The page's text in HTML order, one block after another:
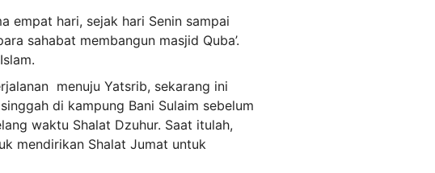
empat hari, sejak hari Senin sampai
sahabat membangun masjid Quba’.
menuju Yatsrib, sekarang ini
di kampung Bani Sulaim sebelum
waktu Shalat Dzuhur. Saat itulah,
mendirikan Shalat Jumat untuk